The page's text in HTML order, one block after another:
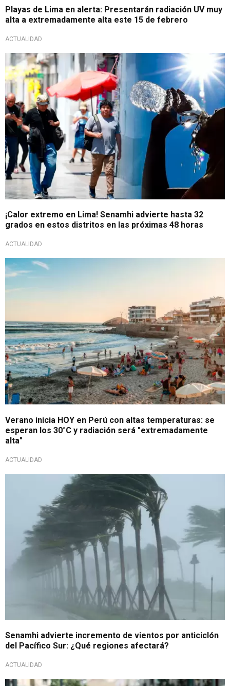
Playas de Lima en alerta: Presentarán radiación UV muy
alta a extremadamente alta este 15 de febrero
ACTUALIDAD
Prepara los ventiladores
¡Calor extremo en Lima! Senamhi advierte hasta 32
grados en estos distritos en las próximas 48 horas
ACTUALIDAD
Se viene calor intenso
Verano inicia HOY en Perú con altas temperaturas: se
esperan los 30°C y radiación será "extremadamente
alta"
ACTUALIDAD
!A tener precaución!
Senamhi advierte incremento de vientos por anticiclón
del Pacífico Sur: ¿Qué regiones afectará?
ACTUALIDAD